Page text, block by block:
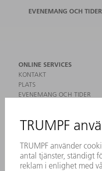
EVENEMANG OCH TIDER
ONLINE SERVICES
KONTAKT
PLATS
EVENEMANG OCH TIDER
SÄKERHETSDATABLAD
MASKINER & SYSTEM
LASER
KRAFTELEKTRONIK